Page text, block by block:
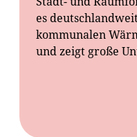
es
kommunalen
und zeigt große